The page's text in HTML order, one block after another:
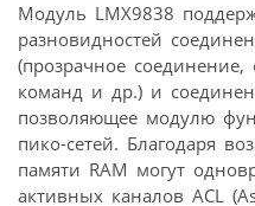
Модуль LMX9838
разновидностей
(прозрачное
команд и др.) и
позволяющее модулю
пико-сетей. Благодаря
памяти RAM могут
активных каналов ACL